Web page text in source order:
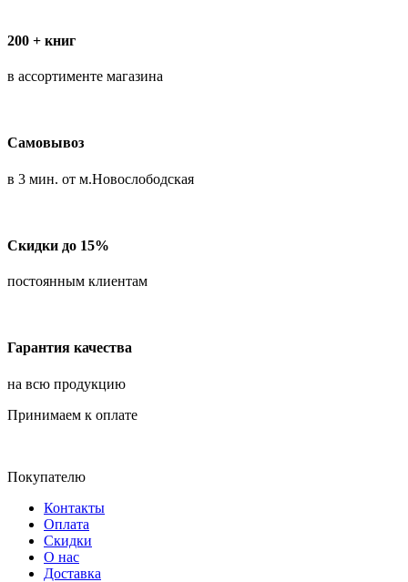
200 + книг
в ассортименте магазина
Самовывоз
в 3 мин. от м.Новослободская
Скидки до 15%
постоянным клиентам
Гарантия качества
на всю продукцию
Принимаем к оплате
Покупателю
Контакты
Оплата
Скидки
О нас
Доставка